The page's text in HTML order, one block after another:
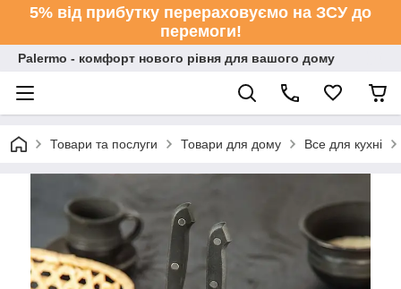
5% від прибутку перераховуємо на ЗСУ до
перемоги!
Palermo - комфорт нового рівня для вашого дому
Товари та послуги Товари для дому Все для кухні